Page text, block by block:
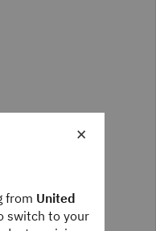
×
from United
switch to your